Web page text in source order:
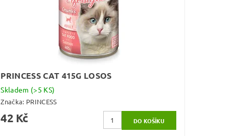
PRINCESS CAT 415G LOSOS
Skladem (>5 KS)
Značka: PRINCESS
42 Kč